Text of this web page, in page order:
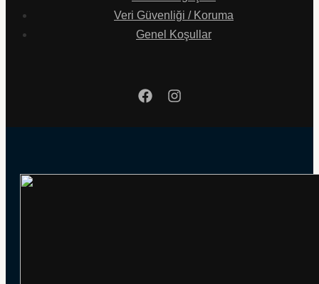
Veri Güvenliği / Koruma
Genel Koşullar